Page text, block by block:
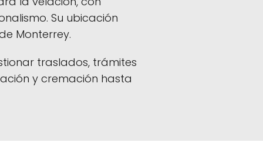
Su ubicación
Monterrey.
traslados, trámites
y cremación hasta